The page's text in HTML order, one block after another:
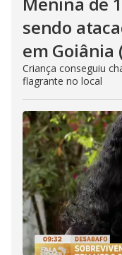
sendo
em Goiânia
Criança conseguiu
flagrante no local